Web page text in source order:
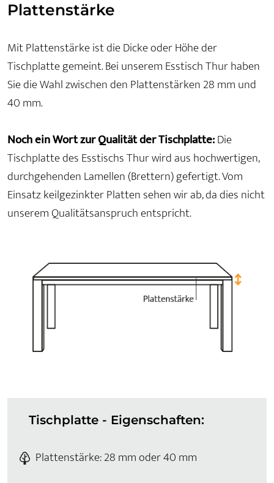
Plattenstärke
Mit Plattenstärke ist die Dicke oder Höhe der
Tischplatte gemeint. Bei unserem Esstisch Thur haben
Sie die Wahl zwischen den Plattenstärken 28 mm und
40 mm.
Noch ein Wort zur Qualität der Tischplatte:Die
Tischplatte des Esstischs Thur wird aus hochwertigen,
durchgehenden Lamellen (Brettern) gefertigt. Vom
Einsatz keilgezinkter Platten sehen wir ab, da dies nicht
unserem Qualitätsanspruch entspricht.
Tischplatte - Eigenschaften:
Plattenstärke: 28 mm oder 40 mm